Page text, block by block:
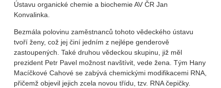
Ústavu organické chemie a biochemie AV ČR Jan
Konvalinka.
Bezmála polovinu zaměstnanců tohoto vědeckého ústavu
tvoří ženy, což jej činí jedním z nejlépe genderově
zastoupených. Také druhou vědeckou skupinu, již měl
prezident Petr Pavel možnost navštívit, vede žena. Tým Hany
Macíčkové Cahové se zabývá chemickými modifikacemi RNA,
přičemž objevil jejich zcela novou třídu, tzv. RNA čepičky.